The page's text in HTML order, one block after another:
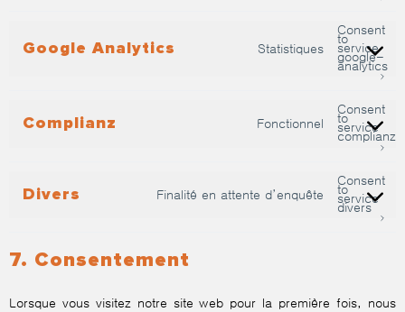
Google Analytics Statistiques
Consent
to
service
google-
analytics
Complianz Fonctionnel
Consent
to
service
complianz
Divers Finalité en attente d’enquête
Consent
to
service
divers
7. Consentement
Lorsque vous visitez notre site web pour la première fois, nous